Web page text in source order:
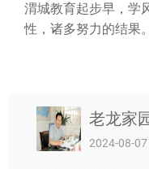
渭城教育起步早，学
性，诸多努力的结果。
老龙家
2024-08-07